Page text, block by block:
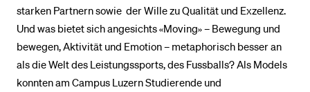
starken Partnern sowie der Wille zu Qualität und Exzellenz.
Und was bietet sich angesichts «Moving» – Bewegung und
bewegen, Aktivität und Emotion – metaphorisch besser an
als die Welt des Leistungssports, des Fussballs? Als Models
konnten am Campus Luzern Studierende und